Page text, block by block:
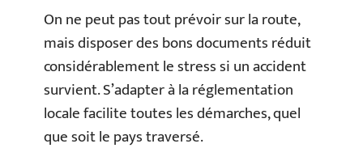
On ne peut pas tout prévoir sur la route,
mais disposer des bons documents réduit
considérablement le stress si un accident
survient. S’adapter à la réglementation
locale facilite toutes les démarches, quel
que soit le pays traversé.